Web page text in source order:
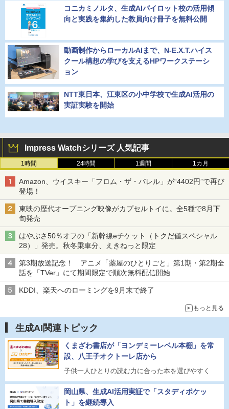
コニカミノルタ、生成AIパイロット校の活用傾
向と実践を集約した教員向け冊子を無料公開
動画制作からローカルAIまで、N-E.X.T.ハイス
クール構想の学びを支えるHPワークステーシ
ョン
NTT東日本、江東区の小中学校で生成AI活用の
実証実験を開始
Impress Watchシリーズ 人気記事
1時間 24時間 1週間 1カ月
Amazon、ウイスキー「フロム・ザ・バレル」が“4402円”で再び
登場！
東映の歴代オープニング映像がカプセルトイに。全5種で8月下
旬発売
はやぶさ50％オフの「新幹線eチケット（トクだ値スペシャル
28）」発売。秋冬乗車分、えきねっと限定
第3期放送記念！ アニメ「薬屋のひとりごと」第1期・第2期全
話を「TVer」にて期間限定で順次無料配信開始
KDDI、楽天へのローミングを9月末で終了
もっと見る
生成AI関連トピック
くまざわ書店が「ヨンデミーレベル本棚」を常
設、八王子オクトーレ店から
子供一人ひとりの読む力に合った本を選びやすく
岡山県、生成AI活用実証で「スタディポケッ
ト」を継続導入